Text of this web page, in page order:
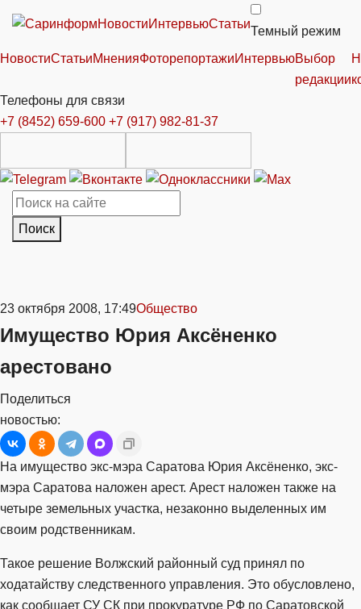
НовостиИнтервьюСтатьи
Темный режим
НовостиСтатьиМненияФоторепортажиИнтервьюВыбор
редакции
Телефоны для связи
+7 (8452) 659-600 +7 (917) 982-81-37
Поиск
23 октября 2008, 17:49Общество
Имущество Юрия Аксёненко
арестовано
Поделиться
новостью:
На имущество экс-мэра Саратова Юрия Аксёненко, экс-
мэра Саратова наложен арест. Арест наложен также на
четыре земельных участка, незаконно выделенных им
своим родственникам.
Такое решение Волжский районный суд принял по
ходатайству следственного управления. Это обусловлено,
как сообщает СУ СК при прокуратуре РФ по Саратовской